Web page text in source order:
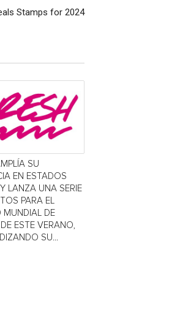
Stamps for 2024
SU
EN ESTADOS
LANZA UNA SERIE
PARA EL
MUNDIAL DE
ESTE VERANO,
SU...